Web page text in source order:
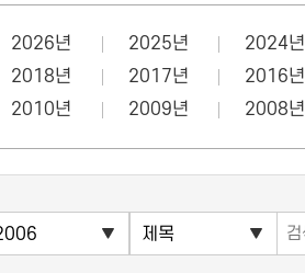
2026년 2025년 2024년
2018년 2017년 2016년
2010년 2009년 2008년